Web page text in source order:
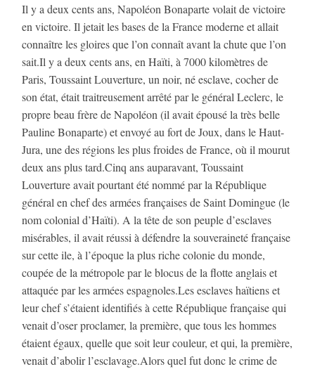
Il y a deux cents ans, Napoléon Bonaparte volait de victoire
en victoire. Il jetait les bases de la France moderne et allait
connaître les gloires que l’on connaît avant la chute que l’on
sait.Il y a deux cents ans, en Haïti, à 7000 kilomètres de
Paris, Toussaint Louverture, un noir, né esclave, cocher de
son état, était traitreusement arrêté par le général Leclerc, le
propre beau frère de Napoléon (il avait épousé la très belle
Pauline Bonaparte) et envoyé au fort de Joux, dans le Haut-
Jura, une des régions les plus froides de France, où il mourut
deux ans plus tard.Cinq ans auparavant, Toussaint
Louverture avait pourtant été nommé par la République
général en chef des armées françaises de Saint Domingue (le
nom colonial d’Haïti). A la tête de son peuple d’esclaves
misérables, il avait réussi à défendre la souveraineté française
sur cette ile, à l’époque la plus riche colonie du monde,
coupée de la métropole par le blocus de la flotte anglais et
attaquée par les armées espagnoles.Les esclaves haïtiens et
leur chef s’étaient identifiés à cette République française qui
venait d’oser proclamer, la première, que tous les hommes
étaient égaux, quelle que soit leur couleur, et qui, la première,
venait d’abolir l’esclavage.Alors quel fut donc le crime de